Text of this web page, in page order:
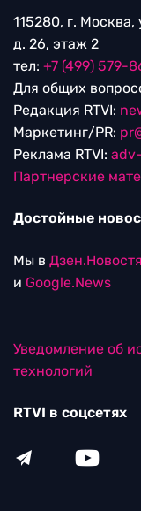
115280, г.
д. 26, этаж 2
тел: +7 (499) 579-
Для общих
Редакция RTVI:
Маркетинг/PR:
Реклама RTVI:
Партнерские
Достойные
Мы в
и Google.News
Уведомление об
технологий
RTVI в соцсетях